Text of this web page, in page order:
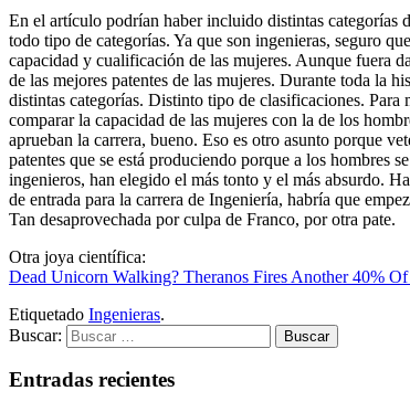
En el artículo podrían haber incluido distintas categorías
todo tipo de categorías. Ya que son ingenieras, seguro
capacidad y cualificación de las mujeres. Aunque fuera
de las mejores patentes de las mujeres. Durante toda la
distintas categorías. Distinto tipo de clasificaciones.
comparar la capacidad de las mujeres con la de los
aprueban la carrera, bueno. Eso es otro asunto porque
patentes que se está produciendo porque a los hombres
ingenieros, han elegido el más tonto y el más absurdo.
de entrada para la carrera de Ingeniería, habría que
Tan desaprovechada por culpa de Franco, por otra pate.
Otra joya científica:
Dead Unicorn Walking? Theranos Fires Another 40%
Etiquetado Ingenieras.
Buscar:
Entradas recientes